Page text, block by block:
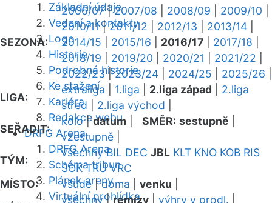
Základní údaje
Vedení a kontakty
Logo
Historie
Podrobná historie
Ke stažení
Kariéra
Redakce webu
DRFG Arena
DRFG Arena
Schéma tribun
Plánek areny
Virtuální prohlídka
SEZONA:
2006/07|2007/08 2008/09 2009/10
2010/11|2011/12 2012/13 2013/14
2014/15
2015/16 2016/17 2017/18
2018/19
2019/20 2020/21 2021/22
2022/23|2023/24 2024/25 2025/26
LIGA:
extraliga 1.liga 2.liga západ
2.liga
střed
2.liga východ
SEŘADIT:
kolo|datum SMĚR: sestupně
vzestupně
TÝM:
všechny BIL DEC JBL KLT KNO KOB RIS
SOK TRU VRC
MÍSTO:
všude|doma venku
všechny|remízy výhry v prodl.